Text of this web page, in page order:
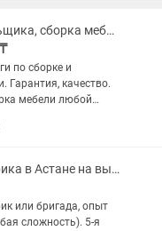
Услуги мебельщика, сборка мебели и разборка, услуги сборщика мастер плотник
по сборке и
Гарантия, качество.
Спальный
Услуги электрика в Астане на выезд! Электрик профессионал недорого!
или бригада, опыт
сложность). 5-я